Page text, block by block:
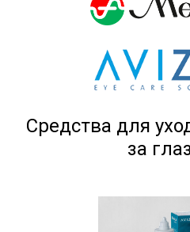
Средства для
за